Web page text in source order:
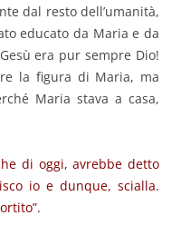
dal resto dell’umanità,
educato da Maria e da
era pur sempre Dio!
la figura di Maria, ma
Maria stava a casa,
di oggi, avrebbe detto
io e dunque, scialla.